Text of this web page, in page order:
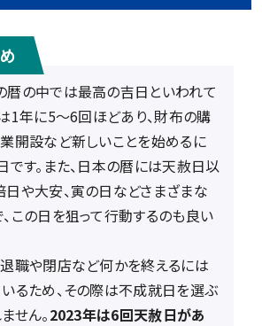
の中では最高の吉日といわれて
1年に5〜6回ほどあり、財布の購
開設など新しいことを始めるに
です。また、日本の暦には天赦日以
や大安、寅の日などさまざまな
この日を狙って行動するのも良い
職や閉店など何かを終えるには
るため、その際は不成就日を選ぶ
せん。2023年は6回天赦日があ